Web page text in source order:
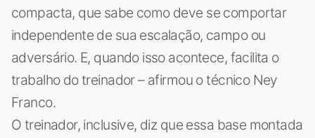
compacta, que sabe como deve se comportar
independente de sua escalação, campo ou
adversário. E, quando isso acontece, facilita o
trabalho do treinador – afirmou o técnico Ney
Franco.
O treinador, inclusive, diz que essa base montada